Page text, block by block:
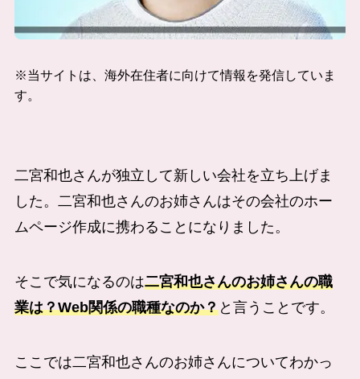
※当サイトは、海外在住者に向けて情報を発信していま
す。
二宮和也さんが独立して新しい会社を立ち上げま
した。二宮和也さんのお姉さんはその会社のホー
ムページ作成に携わることになりました。
そこで気になるのは二宮和也さんのお姉さんの職
業は？Web関係の職種なのか？と言うことです。
ここでは二宮和也さんのお姉さんについてわかっ